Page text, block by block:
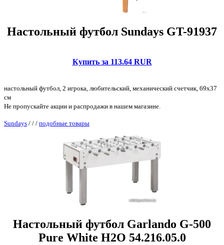
Настольный футбол Sundays GT-91937
Купить за 113.64 RUR
настольный футбол, 2 игрока, любительский, механический счетчик, 69x37
см
Не пропускайте акции и распродажи в нашем магазине.
Sundays / / / подобные товары
Настольный футбол Garlando G-500
Pure White H2O 54.216.05.0